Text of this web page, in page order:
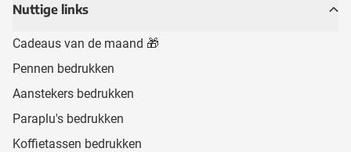
Nuttige links
Cadeaus van de maand 🎁
Pennen bedrukken
Aanstekers bedrukken
Paraplu's bedrukken
Koffietassen bedrukken